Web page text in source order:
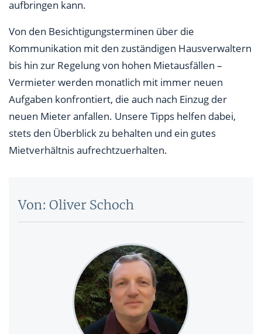
aufbringen kann.
Von den Besichtigungsterminen über die
Kommunikation mit den zuständigen Hausverwaltern
bis hin zur Regelung von hohen Mietausfällen ­–
Vermieter werden monatlich mit immer neuen
Aufgaben konfrontiert, die auch nach Einzug der
neuen Mieter anfallen. Unsere Tipps helfen dabei,
stets den Überblick zu behalten und ein gutes
Mietverhältnis aufrechtzuerhalten.
Von: Oliver Schoch